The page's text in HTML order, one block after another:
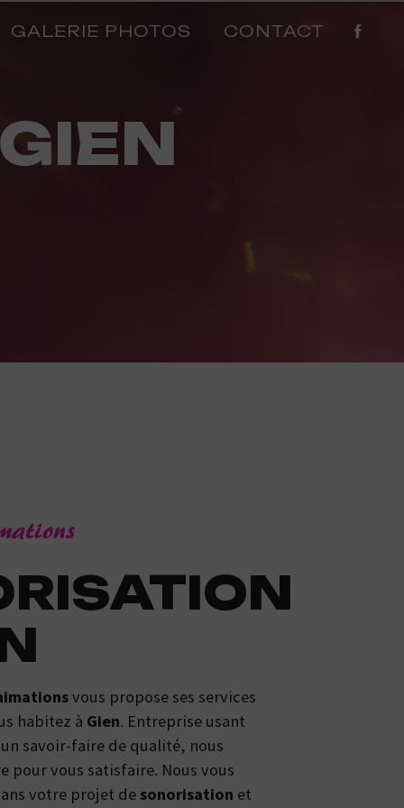
GALERIE PHOTOS CONTACT
vous propose ses services
habitez à Gien. Entreprise usant
savoir-faire de qualité, nous
pour vous satisfaire. Nous vous
votre projet de sonorisation et